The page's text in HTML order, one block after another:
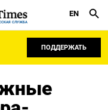
СЛУЖБА
EN
ПОДДЕРЖАТЬ